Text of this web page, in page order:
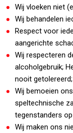
Wij vloeken niet
Wij behandelen
Respect voor
aangerichte
Wij respecteren
alcoholgebruik;
nooit getolereerd;
Wij bemoeien
speltechnische
tegenstanders
Wij maken ons